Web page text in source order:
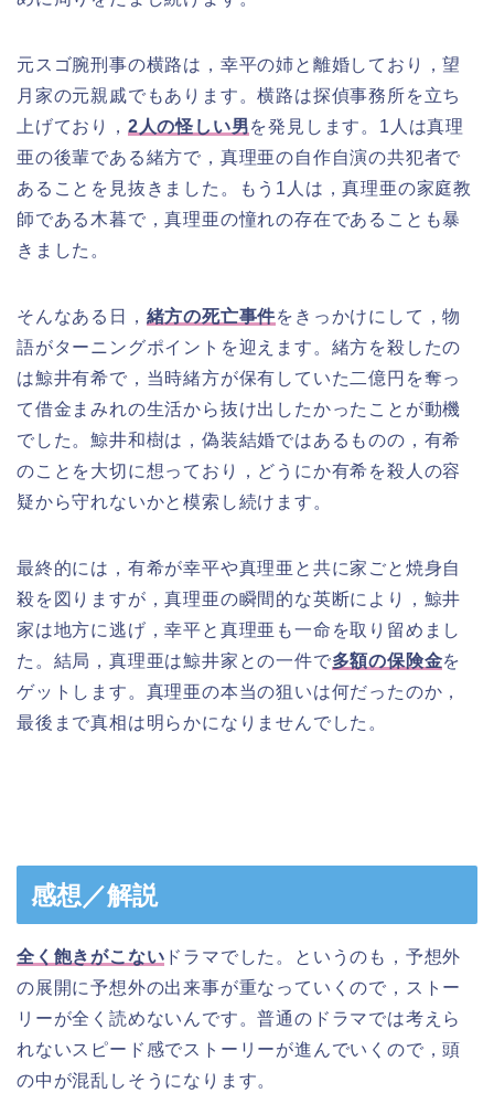
元スゴ腕刑事の横路は，幸平の姉と離婚しており，望
月家の元親戚でもあります。横路は探偵事務所を立ち
上げており， 2人の怪しい男を発見します。1人は真理
亜の後輩である緒方で，真理亜の自作自演の共犯者で
あることを見抜きました。もう1人は，真理亜の家庭教
師である木暮で，真理亜の憧れの存在であることも暴
きました。
そんなある日， 緒方の死亡事件をきっかけにして，物
語がターニングポイントを迎えます。緒方を殺したの
は鯨井有希で，当時緒方が保有していた二億円を奪っ
て借金まみれの生活から抜け出したかったことが動機
でした。鯨井和樹は，偽装結婚ではあるものの，有希
のことを大切に想っており，どうにか有希を殺人の容
疑から守れないかと模索し続けます。
最終的には，有希が幸平や真理亜と共に家ごと焼身自
殺を図りますが，真理亜の瞬間的な英断により，鯨井
家は地方に逃げ，幸平と真理亜も一命を取り留めまし
た。結局，真理亜は鯨井家との一件で多額の保険金を
ゲットします。真理亜の本当の狙いは何だったのか，
最後まで真相は明らかになりませんでした。
感想／解説
全く飽きがこない ドラマでした。というのも，予想外
の展開に予想外の出来事が重なっていくので，ストー
リーが全く読めないんです。普通のドラマでは考えら
れないスピード感でストーリーが進んでいくので，頭
の中が混乱しそうになります。